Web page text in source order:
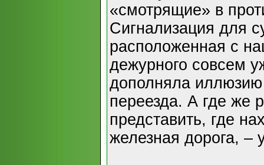
«смотрящие» в
Сигнализация для
расположенная с
дежурного совсем
дополняла
переезда. А где же
представить, где
железная дорога, –